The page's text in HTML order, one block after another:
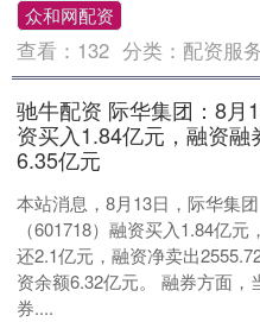
众和网配资
查看： 132 分类： 配资服
驰牛配资 际华集团：8月
资买入1.84亿元，融资融
6.35亿元
本站消息，8月13日，际华集团
（601718）融资买入1.84亿元
还2.1亿元，融资净卖出
资余额6.32亿元。 融券方面，
券....